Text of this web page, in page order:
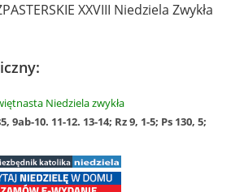
XXVIII Niedziela Zwykła
Niedziela zwykła
9ab-10. 11-12. 13-14; Rz 9, 1-5; Ps 130, 5;